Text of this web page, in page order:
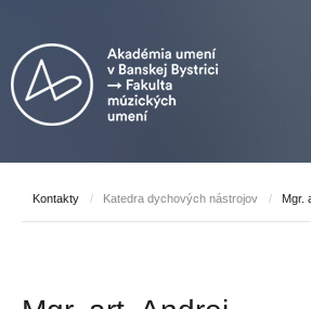
Kontakty / Katedra dychových nástrojov / Mgr.